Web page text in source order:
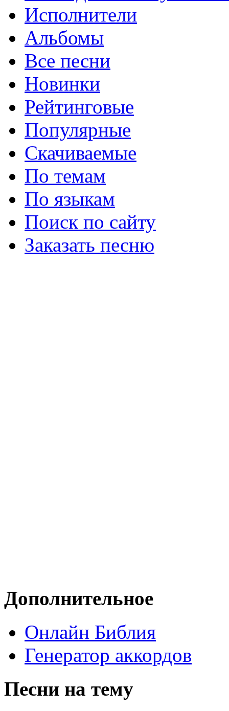
Исполнители
Альбомы
Все песни
Новинки
Рейтинговые
Популярные
Скачиваемые
По темам
По языкам
Поиск по сайту
Заказать песню
Дополнительное
Онлайн Библия
Генератор аккордов
Песни на тему